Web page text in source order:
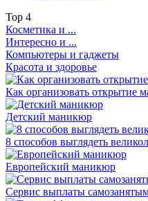
Top 4
Косметика и ...
Интересно и ...
Компьютеры и гаджеты
Красота и здоровье
Как организовать открытие
Детский маникюр
8 способов выглядеть
Европейский маникюр
Сервис выплаты